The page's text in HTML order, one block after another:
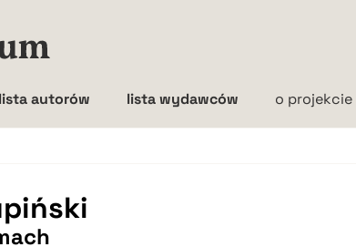
lista autorów lista wydawców o projekcie